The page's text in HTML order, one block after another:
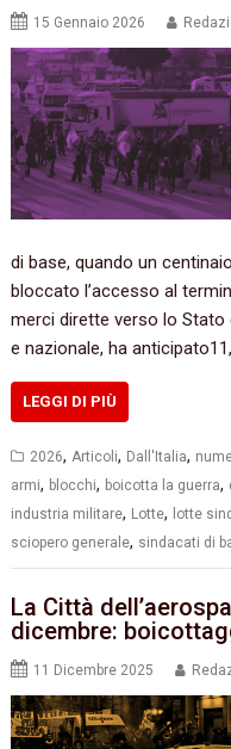
15 Gennaio 2026
di base, quando un
bloccato l’accesso al
merci dirette verso lo Stato
e nazionale, ha
LEGGI DI PIÙ
2026, Articoli, Dall'Italia,
armi, blocchi, boicotta la guerra,
industria militare, Lotte, lotte
sciopero generale, sindacati di
La Città
dicembre:
11 Dicembre 2025